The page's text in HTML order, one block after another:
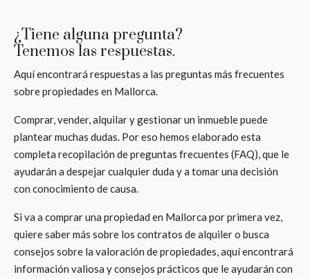
¿Tiene alguna pregunta?
Tenemos las respuestas.
Aquí encontrará respuestas a las preguntas más frecuentes
sobre propiedades en Mallorca.
Comprar, vender, alquilar y gestionar un inmueble puede
plantear muchas dudas. Por eso hemos elaborado esta
completa recopilación de preguntas frecuentes (FAQ), que le
ayudarán a despejar cualquier duda y a tomar una decisión
con conocimiento de causa.
Si va a comprar una propiedad en Mallorca por primera vez,
quiere saber más sobre los contratos de alquiler o busca
consejos sobre la valoración de propiedades, aquí encontrará
información valiosa y consejos prácticos que le ayudarán con